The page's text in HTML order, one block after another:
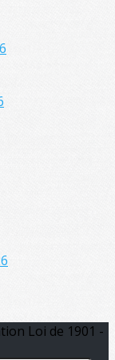
Loi de 1901 -